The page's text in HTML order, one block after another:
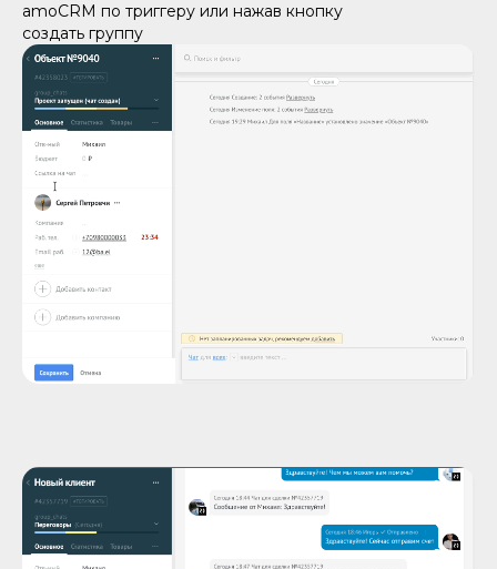
amoCRM по триггеру или нажав кнопку
создать группу